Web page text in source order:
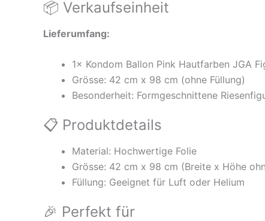
📦 Verkaufseinheit
Lieferumfang:
1× Kondom Ballon Pink Hautfarben JGA
Grösse: 42 cm x 98 cm (ohne Füllung)
Besonderheit: Formgeschnittene
📋 Produktdetails
Material: Hochwertige Folie
Grösse: 42 cm x 98 cm (Breite x Höhe
Füllung: Geeignet für Luft oder Helium
🎉 Perfekt für